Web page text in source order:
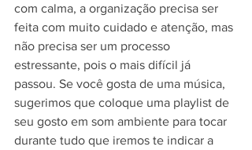
com calma, a organização precisa ser
feita com muito cuidado e atenção, mas
não precisa ser um processo
estressante, pois o mais difícil já
passou. Se você gosta de uma música,
sugerimos que coloque uma playlist de
seu gosto em som ambiente para tocar
durante tudo que iremos te indicar a